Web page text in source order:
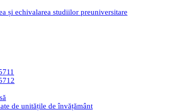
și echivalarea studiilor preuniversitare
de unitățile de învățământ